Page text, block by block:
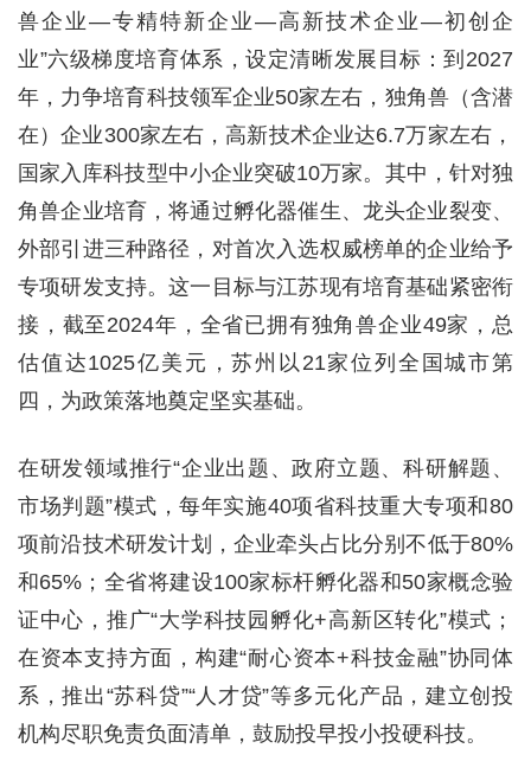
兽企业—专精特新企业—高新技术企业—初创企
业”六级梯度培育体系，设定清晰发展目标：到2027
年，力争培育科技领军企业50家左右，独角兽（含潜
在）企业300家左右，高新技术企业达6.7万家左右，
国家入库科技型中小企业突破10万家。其中，针对独
角兽企业培育，将通过孵化器催生、龙头企业裂变、
外部引进三种路径，对首次入选权威榜单的企业给予
专项研发支持。这一目标与江苏现有培育基础紧密衔
接，截至2024年，全省已拥有独角兽企业49家，总
估值达1025亿美元，苏州以21家位列全国城市第
四，为政策落地奠定坚实基础。
在研发领域推行“企业出题、政府立题、科研解题、
市场判题”模式，每年实施40项省科技重大专项和80
项前沿技术研发计划，企业牵头占比分别不低于80%
和65%；全省将建设100家标杆孵化器和50家概念验
证中心，推广“大学科技园孵化+高新区转化”模式；
在资本支持方面，构建“耐心资本+科技金融”协同体
系，推出“苏科贷”“人才贷”等多元化产品，建立创投
机构尽职免责负面清单，鼓励投早投小投硬科技。